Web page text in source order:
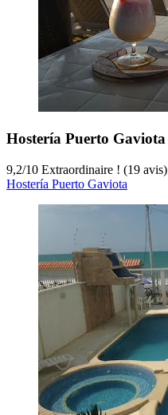
Hostería Puerto Gaviota
9,2/10 Extraordinaire ! (19 avis)
Hostería Puerto Gaviota